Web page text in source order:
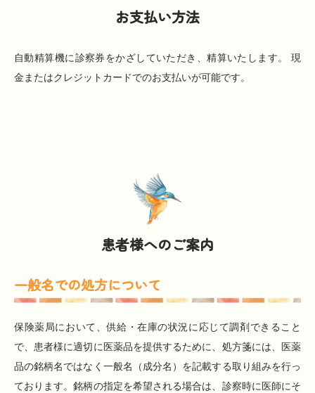
お支払い方法
自動精算機に診察券をかざしていただき、精算いたします。 現
金またはクレジットカードでのお支払いが可能です。
患者様へのご案内
一般名での処方について
保険薬局において、供給・在庫の状況に応じて調剤できること
で、患者様に適切に医薬品を提供するために、処方箋には、医薬
品の銘柄名ではなく一般名（成分名）を記載する取り組みを行っ
ております。銘柄の指定を希望される場合は、診察時に医師にそ